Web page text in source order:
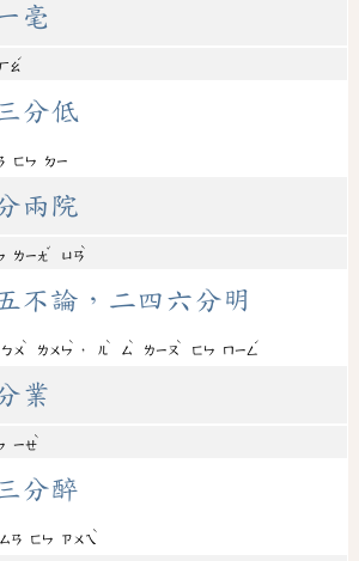
毫
ㄏㄠ
ˊ
分低
ㄈㄣ ㄉㄧ
兩院
ㄌㄧㄤ
ˇ
ㄩㄢ
ˋ
不論，二四六分明
ㄅㄨ
ˋ
ㄌㄨㄣ
ˋ
， ㄦ
ˋ
ㄙ
ˋ
ㄌㄧㄡ
ˋ
ㄈㄣ ㄇㄧㄥ
ˊ
業
ㄧㄝ
ˋ
分醉
ㄙㄢ ㄈㄣ ㄗㄨㄟ
ˋ